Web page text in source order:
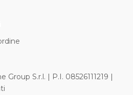
S.r.l. | P.I. 08526111219 |